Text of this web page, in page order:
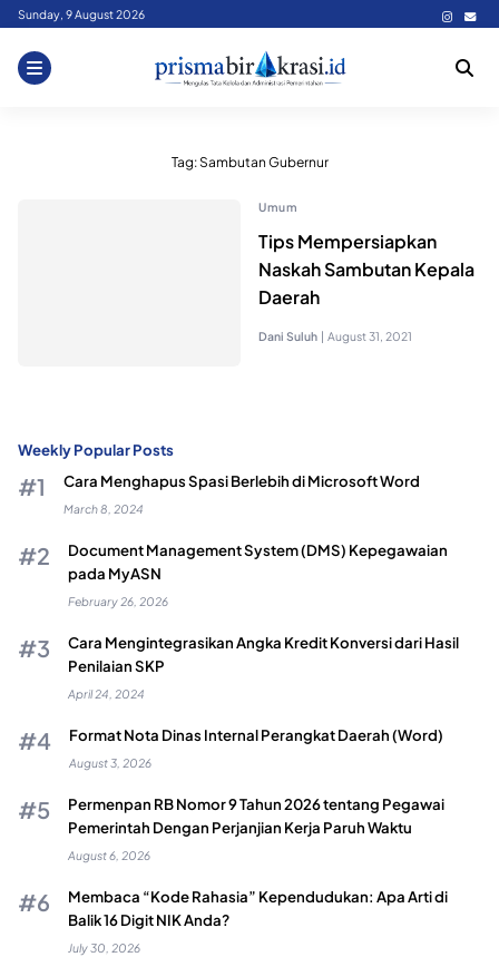
Skip
content
Sunday, 9 August 2026
Tag:Sambutan Gubernur
Umum
Tips Mempersiapkan
Naskah Sambutan Kepala
Daerah
Dani Suluh | August 31, 2021
Weekly Popular Posts
Cara Menghapus Spasi Berlebih di Microsoft Word
March 8, 2024
Document Management System (DMS) Kepegawaian
pada MyASN
February 26, 2026
Cara Mengintegrasikan Angka Kredit Konversi dari Hasil
Penilaian SKP
April 24, 2024
Format Nota Dinas Internal Perangkat Daerah (Word)
August 3, 2026
Permenpan RB Nomor 9 Tahun 2026 tentang Pegawai
Pemerintah Dengan Perjanjian Kerja Paruh Waktu
August 6, 2026
Membaca “Kode Rahasia” Kependudukan: Apa Arti di
Balik 16 Digit NIK Anda?
July 30, 2026